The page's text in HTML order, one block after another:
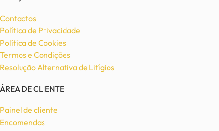
Contactos
Política de Privacidade
Política de Cookies
Termos e Condições
Resolução Alternativa de Litígios
ÁREA DE CLIENTE
Painel de cliente
Encomendas